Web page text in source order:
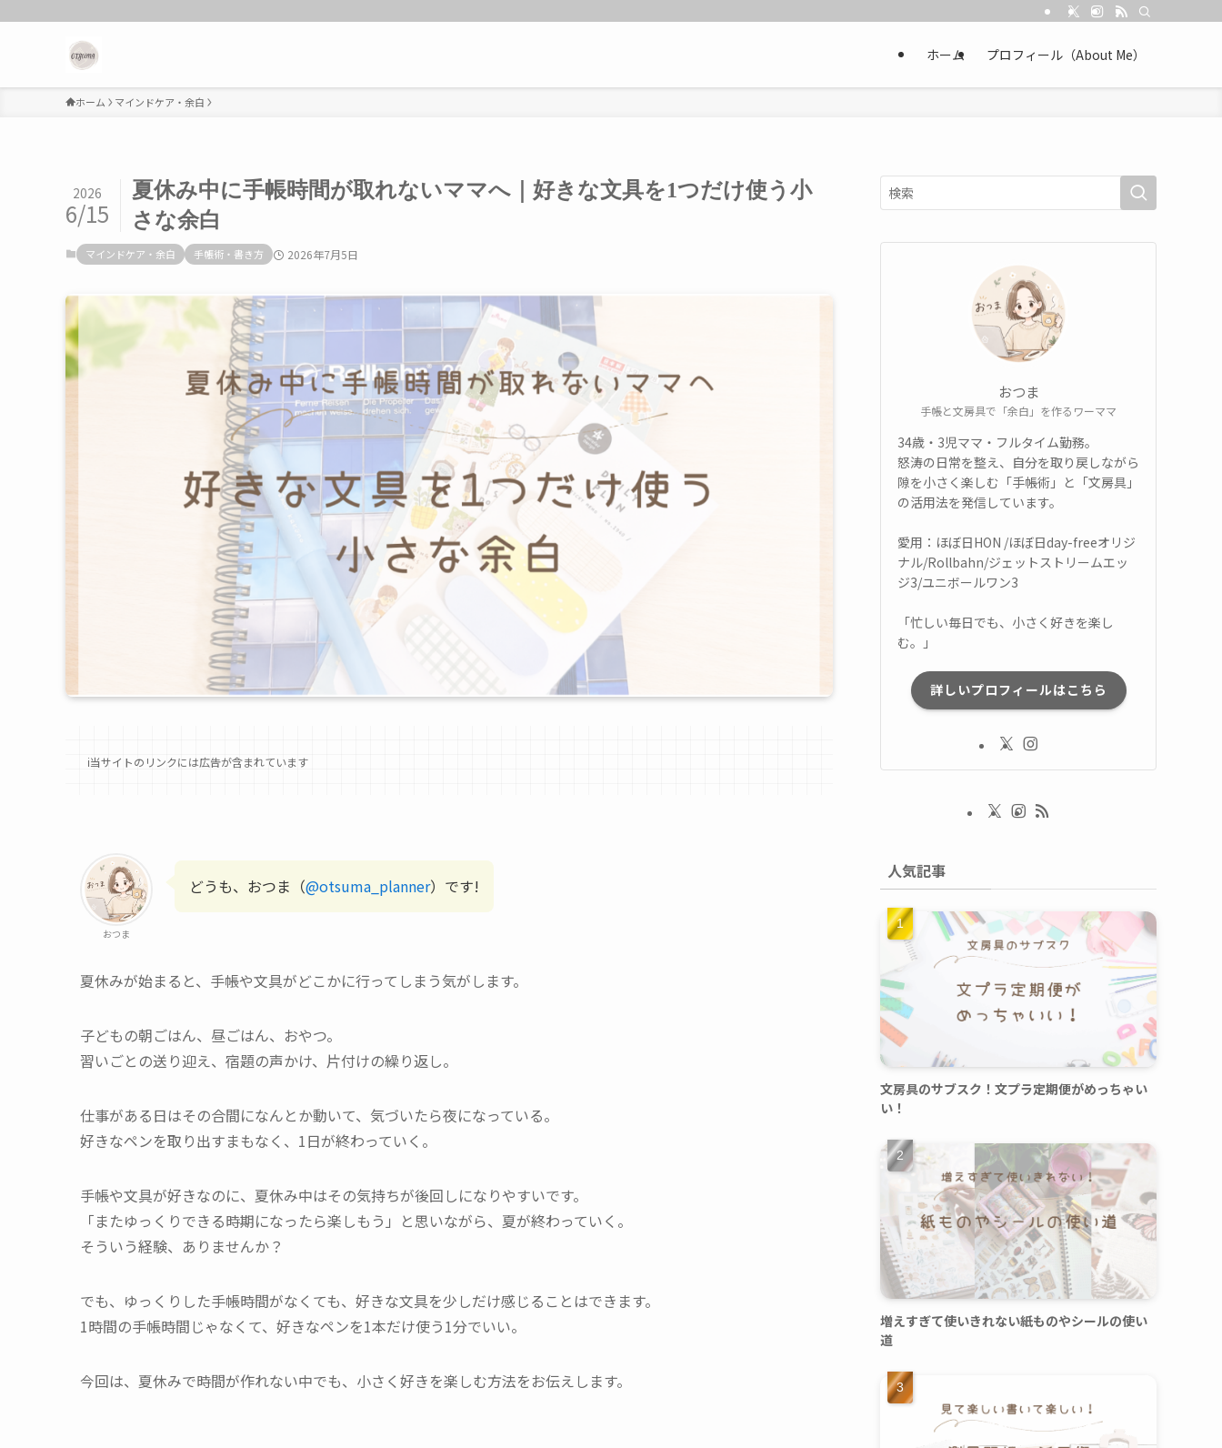
ホーム プロフィール（About Me）
ホーム マインドケア・余白
夏休み中に手帳時間が取れないママへ｜好きな文具を1つだけ使う小
さな余白
2026
6/15
マインドケア・余白 手帳術・書き方 2026年7月5日
ℹ︎当サイトのリンクには広告が含まれています
おつま
どうも、おつま（@otsuma_planner）です!
夏休みが始まると、手帳や文具がどこかに行ってしまう気がします。
子どもの朝ごはん、昼ごはん、おやつ。
習いごとの送り迎え、宿題の声かけ、片付けの繰り返し。
仕事がある日はその合間になんとか動いて、気づいたら夜になっている。
好きなペンを取り出すまもなく、1日が終わっていく。
手帳や文具が好きなのに、夏休み中はその気持ちが後回しになりやすいです。
「またゆっくりできる時期になったら楽しもう」と思いながら、夏が終わっていく。
そういう経験、ありませんか？
でも、ゆっくりした手帳時間がなくても、好きな文具を少しだけ感じることはできます。
1時間の手帳時間じゃなくて、好きなペンを1本だけ使う1分でいい。
今回は、夏休みで時間が作れない中でも、小さく好きを楽しむ方法をお伝えします。
おつま
手帳と文房具で「余白」を作るワーママ
34歳・3児ママ・フルタイム勤務。
怒涛の日常を整え、自分を取り戻しながら
隙を小さく楽しむ「手帳術」と「文房具」
の活用法を発信しています。
愛用：ほぼ日HON /ほぼ日day-freeオリジ
ナル/Rollbahn/ジェットストリームエッ
ジ3/ユニボールワン3
「忙しい毎日でも、小さく好きを楽し
む。」
詳しいプロフィールはこちら
人気記事
文房具のサブスク！文プラ定期便がめっちゃい
い！
増えすぎて使いきれない紙ものやシールの使い
道